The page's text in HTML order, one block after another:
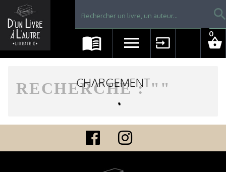
Librairie D'un livre à l'autre - Avranches
menu_book menu input shopping_basket
0
RECHERCHE : " "
CHARGEMENT